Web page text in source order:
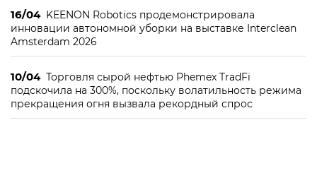
16/04 KEENON Robotics продемонстрировала
инновации автономной уборки на выставке Interclean
Amsterdam 2026
10/04 Торговля сырой нефтью Phemex TradFi
подскочила на 300%, поскольку волатильность режима
прекращения огня вызвала рекордный спрос